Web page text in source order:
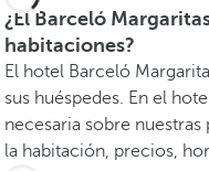
¿El Barceló
habitaciones?
El hotel Barceló
sus huéspedes. En el
necesaria sobre
la habitación, precios,